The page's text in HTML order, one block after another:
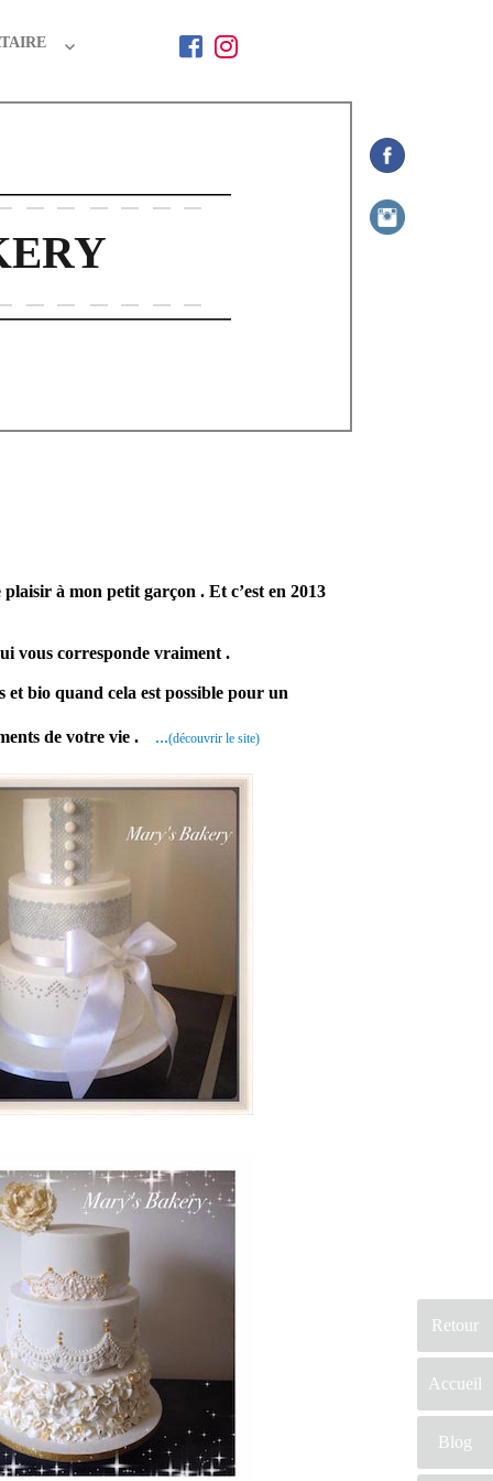
Retour
Accueil
Blog
à mon petit garçon . Et c’est en 2013
vous corresponde vraiment .
et bio quand cela est possible pour un
de votre vie . …(découvrir le site)